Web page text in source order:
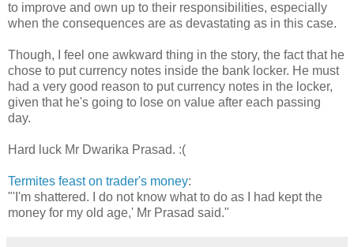
to improve and own up to their responsibilities, especially
when the consequences are as devastating as in this case.
Though, I feel one awkward thing in the story, the fact that he
chose to put currency notes inside the bank locker. He must
had a very good reason to put currency notes in the locker,
given that he's going to lose on value after each passing
day.
Hard luck Mr Dwarika Prasad. :(
Termites feast on trader's money:
"'I'm shattered. I do not know what to do as I had kept the
money for my old age,' Mr Prasad said."